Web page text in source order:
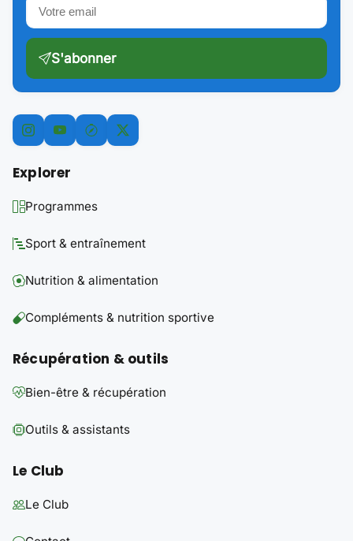
S'abonner
Explorer
Programmes
Sport & entraînement
Nutrition & alimentation
Compléments & nutrition sportive
Récupération & outils
Bien-être & récupération
Outils & assistants
Le Club
Le Club